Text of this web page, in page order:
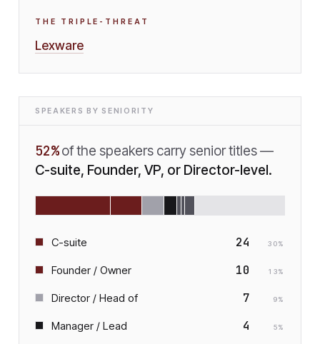
THE TRIPLE-THREAT
Lexware
SPEAKERS BY SENIORITY
52% of the speakers carry senior titles —
C-suite, Founder, VP, or Director-level.
C-suite 24 30%
Founder / Owner 10 13%
Director / Head of 7 9%
Manager / Lead 4 5%